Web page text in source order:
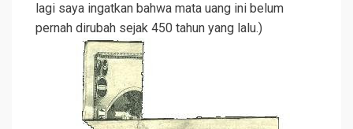
lagi saya ingatkan bahwa mata uang ini belum
pernah dirubah sejak 450 tahun yang lalu.)